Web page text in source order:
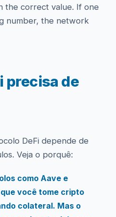
the correct value. If one
number, the network
precisa de
DeFi depende de
Veja o porquê:
como Aave e
você tome cripto
colateral. Mas o